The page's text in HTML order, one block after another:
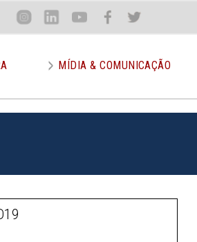
Inst Lin You Face Twit
MÍDIA & COMUNICAÇÃO